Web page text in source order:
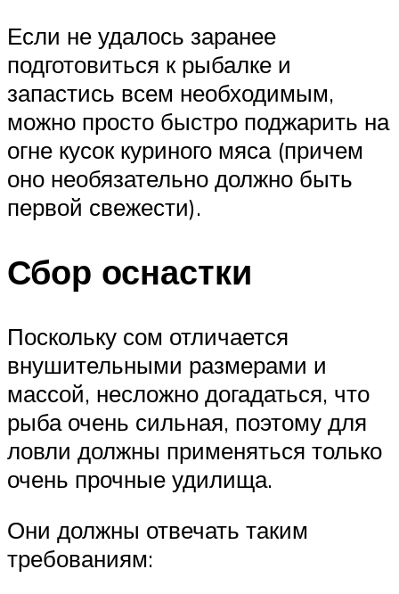
Если не удалось заранее
подготовиться к рыбалке и
запастись всем необходимым,
можно просто быстро поджарить на
огне кусок куриного мяса (причем
оно необязательно должно быть
первой свежести).
Сбор оснастки
Поскольку сом отличается
внушительными размерами и
массой, несложно догадаться, что
рыба очень сильная, поэтому для
ловли должны применяться только
очень прочные удилища.
Они должны отвечать таким
требованиям: